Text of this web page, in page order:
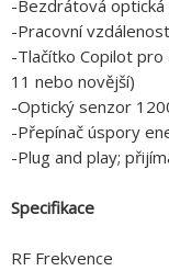
-Bezdrátová optická
-Pracovní
-Tlačítko Copilot
11 nebo novější)
-Optický senzor
-Přepínač úspory
-Plug and play;
Specifikace
RF Frekvence